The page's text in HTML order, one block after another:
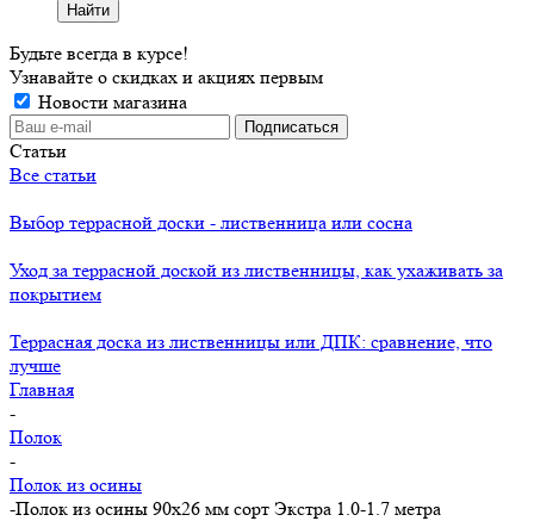
Найти
Будьте всегда в курсе!
Узнавайте о скидках и акциях первым
Новости магазина
Статьи
Все статьи
Выбор террасной доски - лиственница или сосна
Уход за террасной доской из лиственницы, как ухаживать за
покрытием
Террасная доска из лиственницы или ДПК: сравнение, что
лучше
Главная
-
Полок
-
Полок из осины
-Полок из осины 90х26 мм сорт Экстра 1.0-1.7 метра